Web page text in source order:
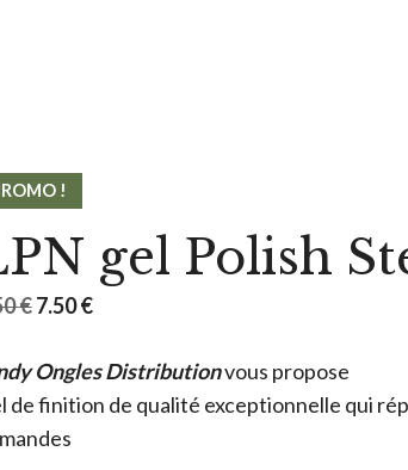
!
gel Polish
€ Le
initial
était :
9.50 €.
7.50€Le
actuel
est :
Ongles Distributionvous propose
de finition de qualité exceptionnelle qui